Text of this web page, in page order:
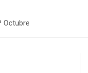
Octubre